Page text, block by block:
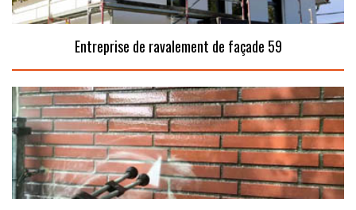
Entreprise de ravalement de façade 59